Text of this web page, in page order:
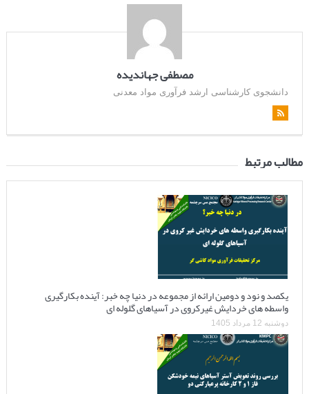
مصطفی جهاندیده
دانشجوی کارشناسی ارشد فرآوری مواد معدنی
مطالب مرتبط
یکصد و نود و دومین ارائه از مجموعه در دنیا چه خبر: آینده بکارگیری
واسطه های خردایش غیرکروی در آسیاهای گلوله ای
دوشنبه 12 مرداد 1405